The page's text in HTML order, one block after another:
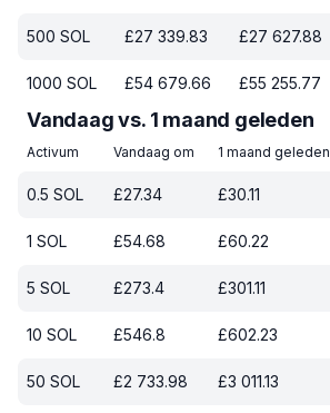
500 SOL £27 339.83 £27 627.88
1000 SOL £54 679.66 £55 255.77
Vandaag vs. 1 maand geleden
Activum Vandaag om 1 maand geleden
0.5 SOL £27.34 £30.11
1 SOL £54.68 £60.22
5 SOL £273.4 £301.11
10 SOL £546.8 £602.23
50 SOL £2 733.98 £3 011.13